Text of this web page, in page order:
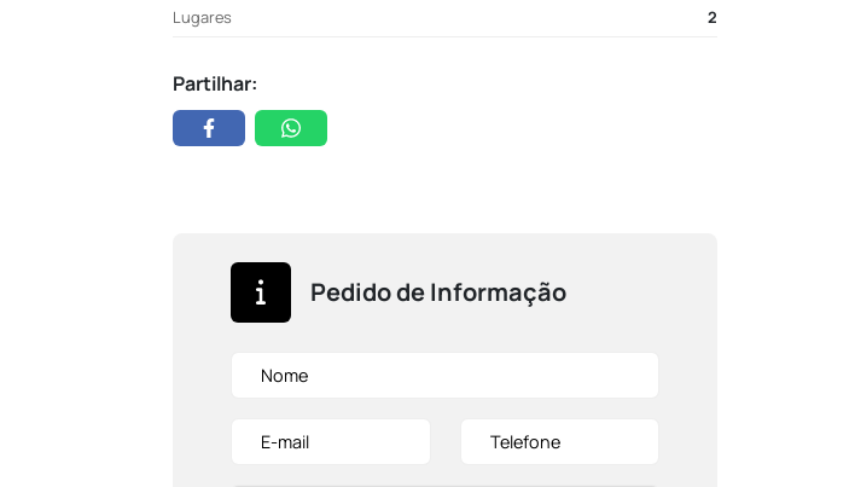
Lugares
2
Partilhar:
Pedido de Informação